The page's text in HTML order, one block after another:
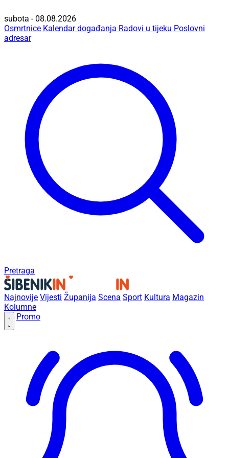
subota - 08.08.2026
Osmrtnice Kalendar događanja Radovi u tijeku Poslovni
adresar
Pretraga
Najnovije Vijesti Županija Scena Sport Kultura Magazin
Kolumne
Promo